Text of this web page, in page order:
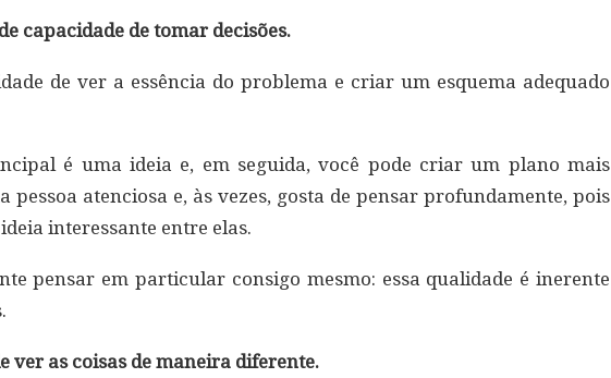
capacidade de tomar decisões.
de ver a essência do problema e criar um esquema adequado
é uma ideia e, em seguida, você pode criar um plano mais
pessoa atenciosa e, às vezes, gosta de pensar profundamente, pois
interessante entre elas.
pensar em particular consigo mesmo: essa qualidade é inerente
ver as coisas de maneira diferente.